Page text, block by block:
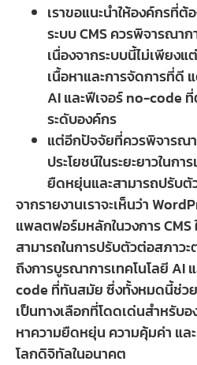
เราขอแนะนำให้องค์กรที่
ระบบ CMS ควรพิจารณา
เนื่องจากระบบนี้ไม่เพียง
เนื้อหาและการจัดการที่ดี
AI และฟีเจอร์ no-code ที่
ระดับองค์กร
แต่อีกปัจจัยที่ควรพิจารณ
ประโยชน์ในระยะยาวในก
ยืดหยุ่นและสามารถปรับตั
จากรายงานเราจะเห็นว่า
แพลตฟอร์มหลักในวงการ CMS
สามารถในการปรับตัวต่อสภาว
ถึงการบูรณาการเทคโนโลยี AI
code ที่ทันสมัย ซึ่งทั้งหมดนี้ช่ว
เป็นทางเลือกที่โดดเด่นสำหรับ
หาความยืดหยุ่น ความคุ้มค่า แล
โลกดิจิทัลในอนาคต